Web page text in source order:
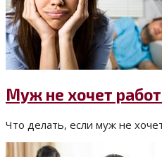
Муж не хочет
Что делать, если муж не